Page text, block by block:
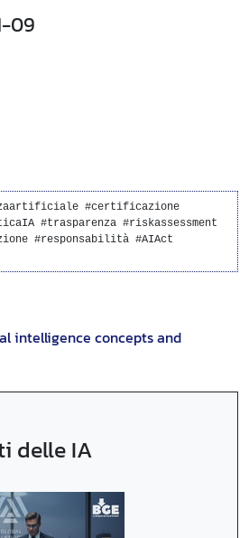
09
#certificazione
#trasparenza #riskassessment
#responsabilità #AIAct
intelligence concepts and
delle IA